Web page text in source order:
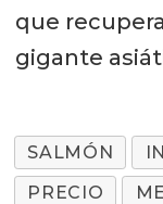
que
gigante
SALMÓN
PRECIO